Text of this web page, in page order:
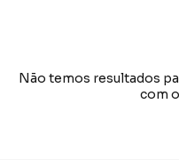
Não temos resultados
com